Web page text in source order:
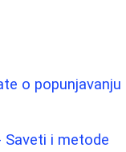
o popunjavanju
Saveti i metode